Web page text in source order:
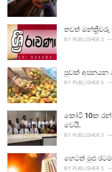
තවත්
BY PUBLISHER 3
පුවක් අපනයන
BY PUBLISHER 3
කෝටි 10ක
වෙයි.
BY PUBLISHER 3
හෙටත් මුළු
BY PUBLISHER 3